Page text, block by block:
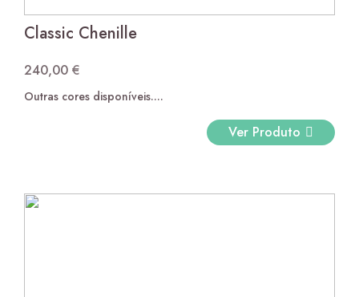
Classic Chenille
240,00 €
Outras cores disponíveis....
Ver Produto